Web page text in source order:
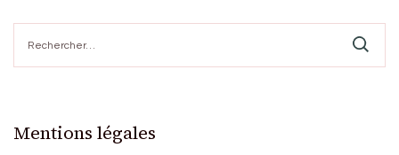
Mentions légales